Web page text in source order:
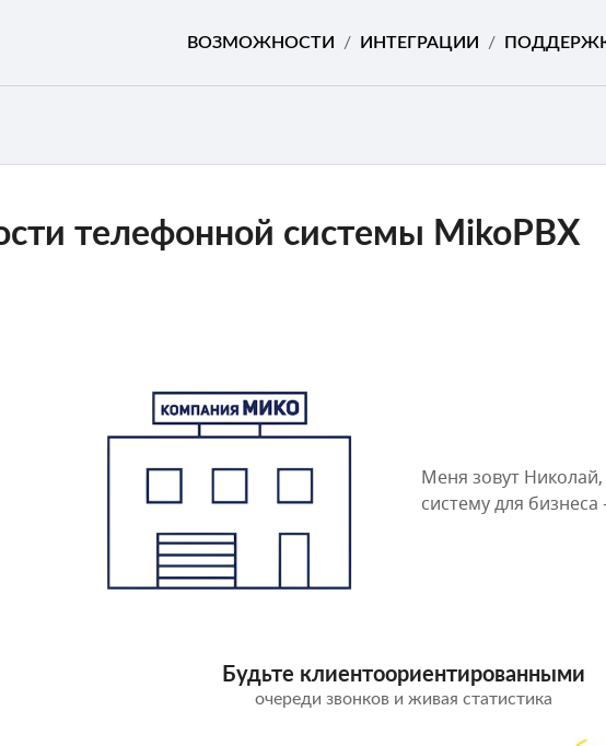
ВОЗМОЖНОСТИ / ИНТЕГРАЦИИ /
телефонной системы MikoPBX
Меня зовут
систему для бизнеса
Будьте клиентоориентированными
очереди звонков и живая статистика